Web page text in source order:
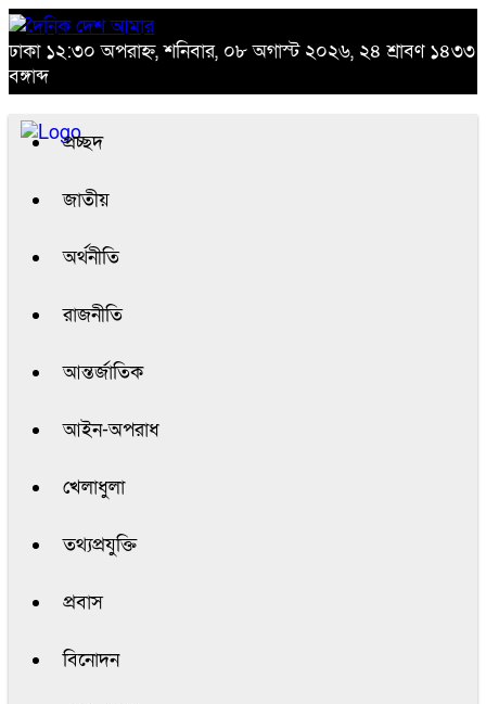
ঢাকা ১২:৩০ অপরাহ্ন, শনিবার, ০৮ অগাস্ট ২০২৬, ২৪ শ্রাবণ ১৪৩৩
বঙ্গাব্দ
প্রচ্ছদ
জাতীয়
অর্থনীতি
রাজনীতি
আন্তর্জাতিক
আইন-অপরাধ
খেলাধুলা
তথ্যপ্রযুক্তি
প্রবাস
বিনোদন